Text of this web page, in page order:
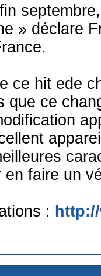
» déclare
ce hit ede
que ce
faire un
: